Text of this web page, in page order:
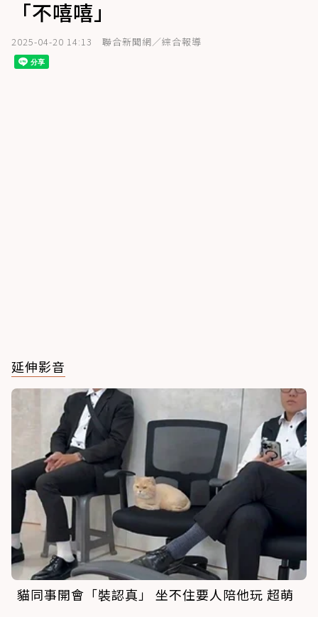
「不嘻嘻」
2025-04-20 14:13 聯合新聞網／綜合報導
延伸影音
貓同事開會「裝認真」 坐不住要人陪他玩 超萌